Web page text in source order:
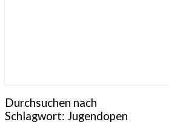
Durchsuchen nach
Schlagwort: Jugendopen